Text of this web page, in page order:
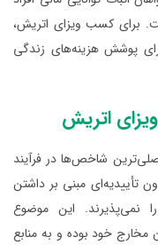
برای کسب ویزای اتریش،
پوشش هزینه‌های زندگی
اتریش
شاخص‌ها در فرآیند
تأییدیه‌ای مبنی بر داشتن
نمی‌پذیرند. این موضوع
خود بوده و به منابع